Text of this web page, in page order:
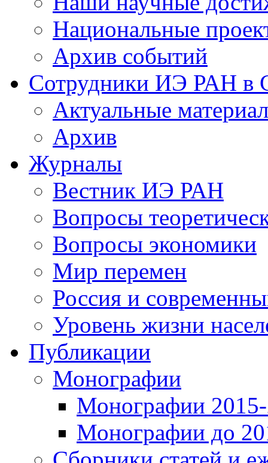
Национальные
Архив событий
Сотрудники ИЭ РАН
Актуальные
Архив
Журналы
Вестник ИЭ РАН
Вопросы
Вопросы экономики
Мир перемен
Россия и
Уровень жизни
Публикации
Монографии
Монографии 2015-
Монографии до